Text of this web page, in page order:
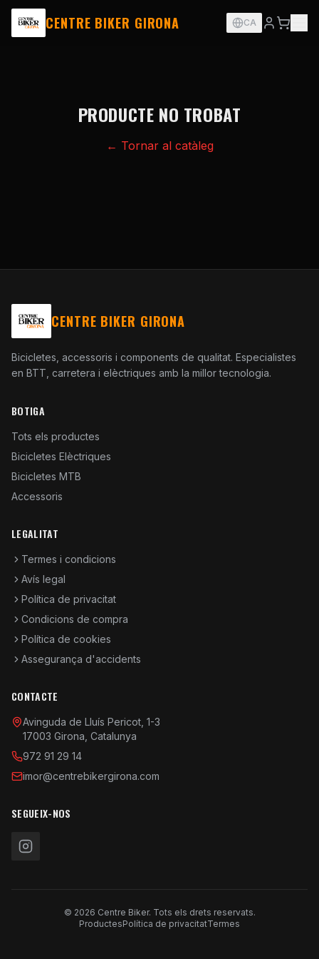
CENTRE BIKER GIRONA CA
PRODUCTE NO TROBAT
← Tornar al catàleg
CENTRE BIKER GIRONA
Bicicletes, accessoris i components de qualitat. Especialistes
en BTT, carretera i elèctriques amb la millor tecnologia.
BOTIGA
Tots els productes
Bicicletes Elèctriques
Bicicletes MTB
Accessoris
LEGALITAT
Termes i condicions
Avís legal
Política de privacitat
Condicions de compra
Política de cookies
Assegurança d'accidents
CONTACTE
Avinguda de Lluís Pericot, 1-3
17003 Girona, Catalunya
972 91 29 14
imor@centrebikergirona.com
SEGUEIX-NOS
© 2026 Centre Biker. Tots els drets reservats.
ProductesPolítica de privacitatTermes